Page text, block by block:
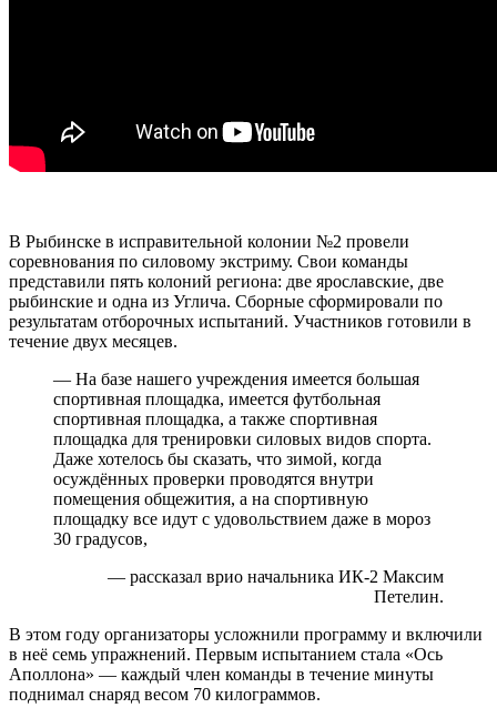
В Рыбинске в исправительной колонии №2 провели
соревнования по силовому экстриму. Свои команды
представили пять колоний региона: две ярославские, две
рыбинские и одна из Углича. Сборные сформировали по
результатам отборочных испытаний. Участников готовили в
течение двух месяцев.
— На базе нашего учреждения имеется большая
спортивная площадка, имеется футбольная
спортивная площадка, а также спортивная
площадка для тренировки силовых видов спорта.
Даже хотелось бы сказать, что зимой, когда
осуждённых проверки проводятся внутри
помещения общежития, а на спортивную
площадку все идут с удовольствием даже в мороз
30 градусов,
— рассказал врио начальника ИК-2 Максим
Петелин.
В этом году организаторы усложнили программу и включили
в неё семь упражнений. Первым испытанием стала «Ось
Аполлона» — каждый член команды в течение минуты
поднимал снаряд весом 70 килограммов.